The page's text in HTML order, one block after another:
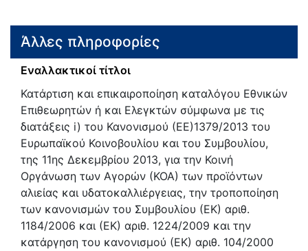
Άλλες πληροφορίες
Εναλλακτικοί τίτλοι
Κατάρτιση και επικαιροποίηση καταλόγου Εθνικών
Επιθεωρητών ή και Ελεγκτών σύμφωνα με τις
διατάξεις i) του Κανονισμού (ΕΕ)1379/2013 του
Ευρωπαϊκού Κοινοβουλίου και του Συμβουλίου,
της 11ης Δεκεμβρίου 2013, για την Κοινή
Οργάνωση των Αγορών (ΚΟΑ) των προϊόντων
αλιείας και υδατοκαλλιέργειας, την τροποποίηση
των κανονισμών του Συμβουλίου (ΕΚ) αριθ.
1184/2006 και (ΕΚ) αριθ. 1224/2009 και την
κατάργηση του κανονισμού (ΕΚ) αριθ. 104/2000